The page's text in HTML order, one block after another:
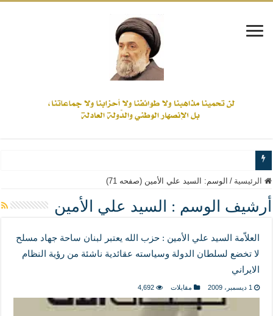
www.alamine.net
مواقف وآراء العلاّمة السيد علي الأمين من الأحداث والقضايا - اضغط للاطلاع
إذا كان التسنن هو الإيمان بسنة رسول الله ( صلى الله عليه وآله) فكلّ
علاقات المذاهب والأديان لا يجوز أن تكون على حساب الأوطان
لن تحمينا مذاهبنا ولا طوائفنا ولا أحزابنا ولا جماعاتنا، بل الإنصهار الوطني والدولة
المذاهب ليست قدرًا لا يمكن تجاوزه
ليست المنفعة تأتي من إسلامية النّظام كما لا تأتي المضرة من مسيحية النظام
الرئيسية / الوسم: السيد علي الأمين (صفحه 71)
أرشيف الوسم : السيد علي الأمين
العلاّمة السيد علي الأمين : حزب الله يعتبر لبنان ساحة جهاد مسلح
لا تخضع لسلطان الدولة وسياسته عقائدية ناشئة من رؤية النظام
الايراني
1 ديسمبر، 2009 مقابلات 4,692